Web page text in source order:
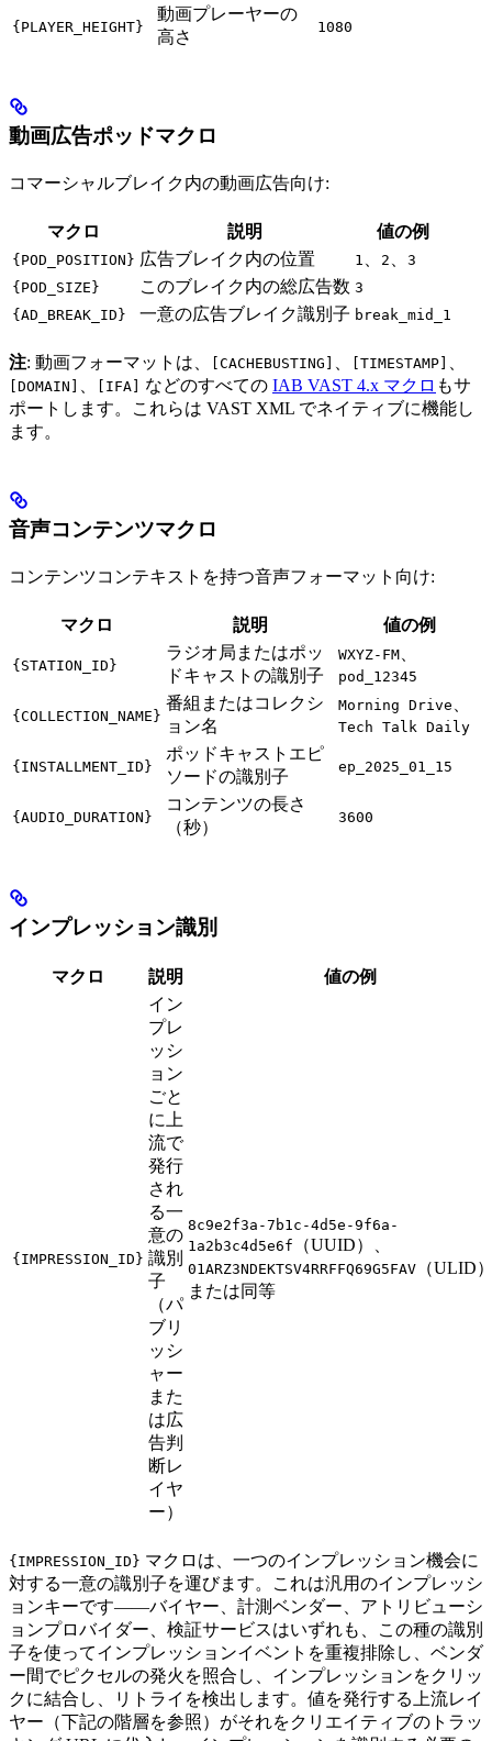
{PLAYER_HEIGHT}
動画プレーヤーの
高さ
1080
動画広告ポッドマクロ
コマーシャルブレイク内の動画広告向け:
マクロ 説明 値の例
{POD_POSITION} 広告ブレイク内の位置 1 2
3
{POD_SIZE}
このブレイク内の総広告数 3
{AD_BREAK_ID}
一意の広告ブレイク識別子 break_mid_1
注: 動画フォーマットは、 [CACHEBUSTING] [TIMESTAMP]
[DOMAIN] [IFA] などのすべての IAB VAST 4.x マクロ もサ
ポートします。これらは VAST XML でネイティブに機能し
ます。
音声コンテンツマクロ
コンテンツコンテキストを持つ音声フォーマット向け:
マクロ 説明 値の例
{STATION_ID}
ラジオ局またはポッ
ドキャストの識別子
WXYZ-FM
pod_12345
{COLLECTION_NAME}
番組またはコレクシ
ョン名
Morning Drive
Tech Talk Daily
{INSTALLMENT_ID}
ポッドキャストエピ
ソードの識別子
ep_2025_01_15
{AUDIO_DURATION}
コンテンツの長さ
（秒）
3600
インプレッション識別
マクロ 説明 値の例
{IMPRESSION_ID}
イン
プレ
ッシ
ョン
ごと
に上
流で
発行
され
る一
意の
識別
子
（パ
ブリ
ッシ
ャー
また
は広
告判
断レ
イヤ
ー）
8c9e2f3a-7b1c-4d5e-9f6a-
1a2b3c4d5e6f
（UUID）、
01ARZ3NDEKTSV4RRFFQ69G5FAV （ULID
または同等
{IMPRESSION_ID} マクロは、一つのインプレッション機会に
対する一意の識別子を運びます。これは汎用のインプレッシ
ョンキーです——バイヤー、計測ベンダー、アトリビューシ
ョンプロバイダー、検証サービスはいずれも、この種の識別
子を使ってインプレッションイベントを重複排除し、ベンダ
ー間でピクセルの発火を照合し、インプレッションをクリッ
クに結合し、リトライを検出します。値を発行する上流レイ
ヤー（下記の階層を参照）がそれをクリエイティブのトラッ